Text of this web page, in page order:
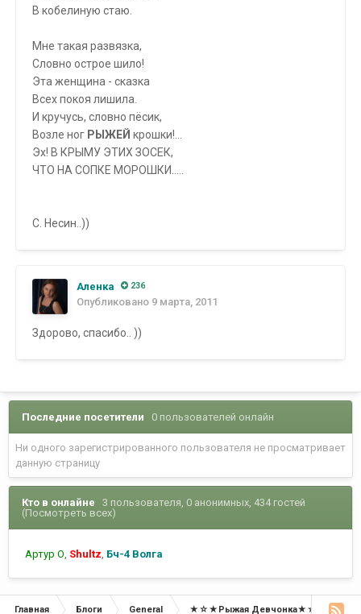
В кобелиную стаю.
Мне такая развязка,
Словно острое шило!
Эта женщина - сказка
Всех покоя лишила.
И кручусь, словно пёсик,
Возле ног РЫЖЕЙ крошки!...
Эх! В КРЫМУ ЭТИХ ЗОСЕК,
ЧТО НА СОПКЕ МОРОШКИ.....
С. Несин..))
Аленка 236
Опубликовано 9 марта, 2011
Здорово, спасибо.. ))
Последние посетители 0 пользователей онлайн
Ни одного зарегистрированного пользователя не просматривает
данную страницу
Кто в онлайне 3 пользователя , 0 анонимных, 434 гостей
(Посмотреть всех)
Артур О Shultz Бч-4 Волга
Главная Блоги General ★☆★Рыжая Девчонка★☆★